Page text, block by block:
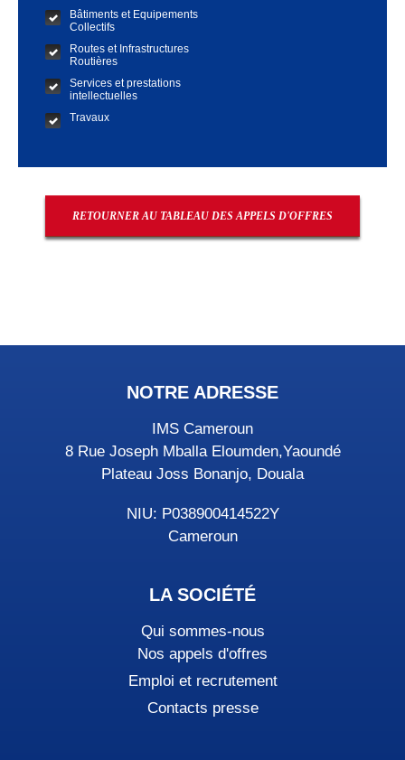
Bâtiments et Equipements
Collectifs
Routes et Infrastructures
Routières
Services et prestations
intellectuelles
Travaux
RETOURNER AU TABLEAU DES APPELS D'OFFRES
NOTRE ADRESSE
IMS Cameroun
8 Rue Joseph Mballa Eloumden,Yaoundé
Plateau Joss Bonanjo, Douala
NIU: P038900414522Y
Cameroun
LA SOCIÉTÉ
Qui sommes-nous
Nos appels d'offres
Emploi et recrutement
Contacts presse